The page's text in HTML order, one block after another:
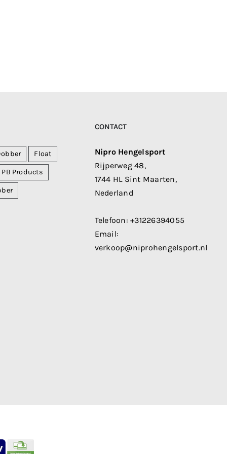
Float
PB Products
CONTACT
Nipro Hengelsport
Rijperweg 48,
1744 HL Sint Maarten,
Nederland
Telefoon:+31226394055
Email:
verkoop@niprohengelsport.nl